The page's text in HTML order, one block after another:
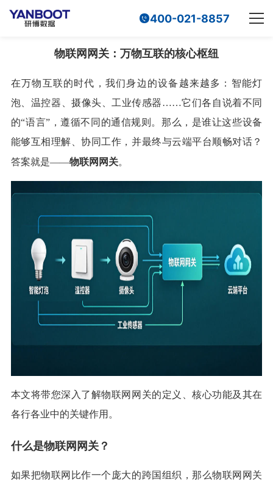
400-021-8857
物联网网关：万物互联的核心枢纽
在万物互联的时代，我们身边的设备越来越多：智能灯
泡、温控器、摄像头、工业传感器……它们各自说着不同
的“语言”，遵循不同的通信规则。那么，是谁让这些设备
能够互相理解、协同工作，并最终与云端平台顺畅对话？
答案就是——物联网网关。
本文将带您深入了解物联网网关的定义、核心功能及其在
各行各业中的关键作用。
什么是物联网网关？
如果把物联网比作一个庞大的跨国组织，那么物联网网关